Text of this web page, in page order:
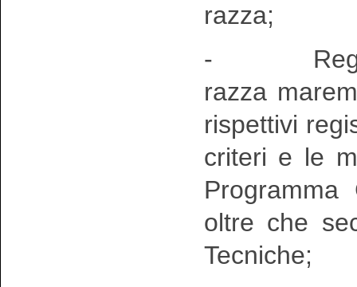
razza;
-
razza
rispettivi
criteri e le
oltre che
Tecniche;